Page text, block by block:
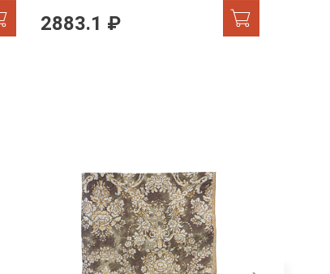
2883.1 ₽